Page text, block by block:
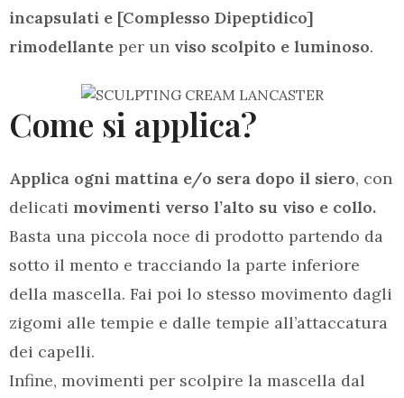
incapsulati e [Complesso Dipeptidico]
rimodellante per un viso scolpito e luminoso.
Come si applica?
Applica ogni mattina e/o sera dopo il siero, con
delicati movimenti verso l’alto su viso e collo.
Basta una piccola noce di prodotto partendo da
sotto il mento e tracciando la parte inferiore
della mascella. Fai poi lo stesso movimento dagli
zigomi alle tempie e dalle tempie all’attaccatura
dei capelli.
Infine, movimenti per scolpire la mascella dal